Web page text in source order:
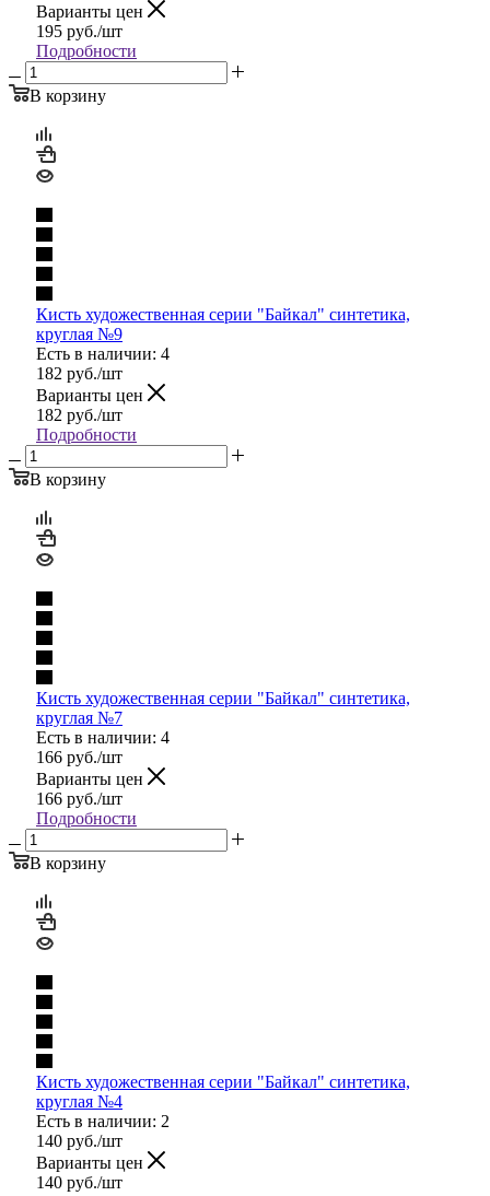
Варианты цен
195 руб./шт
Подробности
В корзину
Кисть художественная серии "Байкал" синтетика,
круглая №9
Есть в наличии: 4
182 руб./шт
Варианты цен
182 руб./шт
Подробности
В корзину
Кисть художественная серии "Байкал" синтетика,
круглая №7
Есть в наличии: 4
166 руб./шт
Варианты цен
166 руб./шт
Подробности
В корзину
Кисть художественная серии "Байкал" синтетика,
круглая №4
Есть в наличии: 2
140 руб./шт
Варианты цен
140 руб./шт